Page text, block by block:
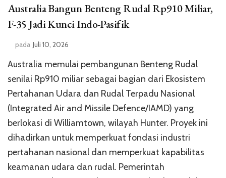
Australia Bangun Benteng Rudal Rp910 Miliar,
F-35 Jadi Kunci Indo-Pasifik
pada Juli 10, 2026
Australia memulai pembangunan Benteng Rudal
senilai Rp910 miliar sebagai bagian dari Ekosistem
Pertahanan Udara dan Rudal Terpadu Nasional
(Integrated Air and Missile Defence/IAMD) yang
berlokasi di Williamtown, wilayah Hunter. Proyek ini
dihadirkan untuk memperkuat fondasi industri
pertahanan nasional dan memperkuat kapabilitas
keamanan udara dan rudal. Pemerintah